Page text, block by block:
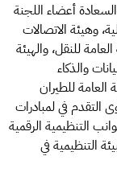
أعضاء اللجنة
وهيئة الاتصالات
للنقل، والهيئة
والذكاء
العامة للطيران
في لمبادرات
التنظيمية الرقمية
التنظيمية في